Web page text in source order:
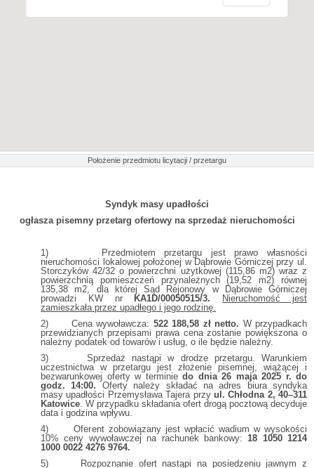
Położenie przedmiotu licytacji / przetargu
Syndyk masy upadłości
ogłasza pisemny przetarg ofertowy na sprzedaż nieruchomości
1) Przedmiotem przetargu jest prawo własności
nieruchomości lokalowej położonej w Dąbrowie Górniczej przy ul.
Storczyków 42/32 o powierzchni użytkowej (115,86 m2) wraz z
powierzchnią pomieszczeń przynależnych (19,52 m2) równej
135,38 m2, dla której Sąd Rejonowy w Dąbrowie Górniczej
prowadzi KW nr
KA1D/00050515/3.
Nieruchomość jest
zamieszkała przez upadłego i jego rodzinę.
2) Cena wywoławcza: 522 188,58 zł netto. W przypadkach
przewidzianych przepisami prawa cena zostanie powiększona o
należny podatek od towarów i usług, o ile będzie należny.
3) Sprzedaż nastąpi w drodze przetargu. Warunkiem
uczestnictwa w przetargu jest złożenie pisemnej, wiążącej i
bezwarunkowej oferty w terminie do dnia 26 maja 2025 r. do
godz. 14:00. Oferty należy składać na adres biura syndyka
masy upadłości Przemysława Tajera przy ul. Chłodna 2, 40–311
Katowice . W przypadku składania ofert drogą pocztową decyduje
data i godzina wpływu.
4) Oferent zobowiązany jest wpłacić wadium w wysokości
10% ceny wywoławczej na rachunek bankowy: 18 1050 1214
1000 0022 4276 9764.
5) Rozpoznanie ofert nastąpi na posiedzeniu jawnym z